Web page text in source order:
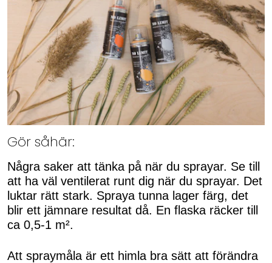
Gör såhär:
Några saker att tänka på när du sprayar. Se till
att ha väl ventilerat runt dig när du sprayar. Det
luktar rätt stark. Spraya tunna lager färg, det
blir ett jämnare resultat då. En flaska räcker till
ca 0,5-1 m².
Att spraymåla är ett himla bra sätt att förändra